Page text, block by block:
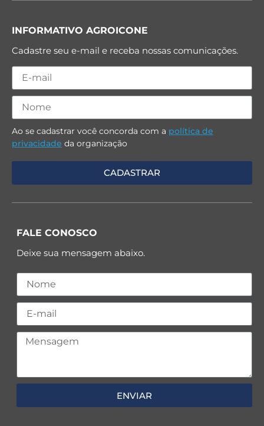
INFORMATIVO AGROICONE
Cadastre seu e-mail e receba nossas comunicações.
Ao se cadastrar você concorda com a política de
privacidade da organização
FALE CONOSCO
Deixe sua mensagem abaixo.
ENVIAR